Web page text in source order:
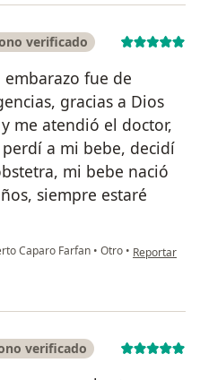
verificado
fue de
gracias a Dios
me atendió el doctor,
a mi bebe, decidí
mi bebe nació
siempre estaré
Caparo Farfan • Otro • en opinión
Reportar
verificado